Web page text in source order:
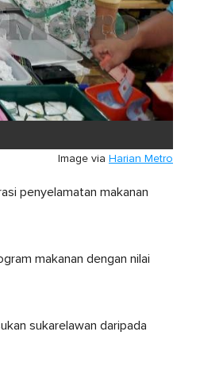
Image via Harian Metro
penyelamatan makanan
makanan dengan nilai
sukarelawan daripada